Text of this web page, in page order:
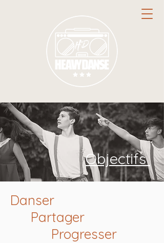
Objectifs
Danser
Partager
Progresser